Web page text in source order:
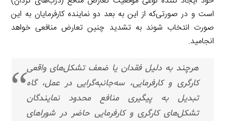
است و در صورتی‌که از این به بعد دو نماینده کارفرمایان به این
صورت انتخاب شوند به تشدید چنین تعارض منافعی خواهد
انجامید.
هرچند به دلیل فقدان یا ضعف تشکل‌های واقعی
کارگری و کارفرمایی، سه‌جانبه‌گرایی در عمل، گاه
تبدیل به پیگیری منافع محدود نمایندگان
تشکل‌های کارگری و کارفرمایی حاضر در شوراهای